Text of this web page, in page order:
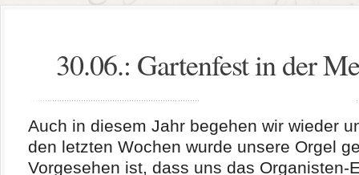
30.06.: Gartenfest in der
Auch in diesem Jahr begehen wir wieder
den letzten Wochen wurde unsere Orgel
Vorgesehen ist, dass uns das Organisten-